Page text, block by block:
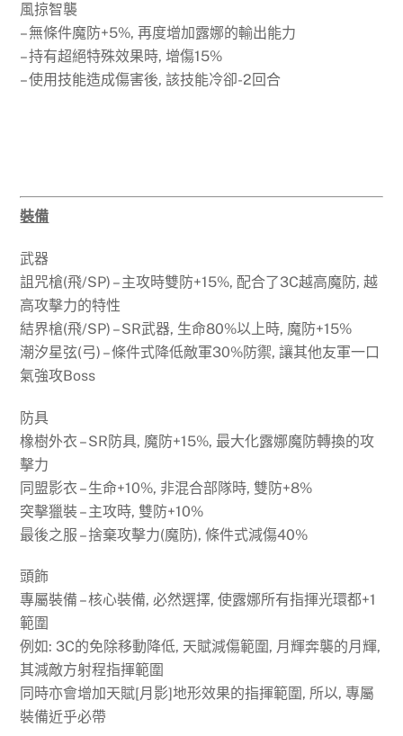
風掠智襲
– 無條件魔防+5%, 再度增加露娜的輸出能力
– 持有超絕特殊效果時, 增傷15%
– 使用技能造成傷害後, 該技能冷卻-2回合
裝備
武器
詛咒槍(飛/SP) – 主攻時雙防+15%, 配合了3C越高魔防, 越
高攻擊力的特性
結界槍(飛/SP) – SR武器, 生命80%以上時, 魔防+15%
潮汐星弦(弓) – 條件式降低敵軍30%防禦, 讓其他友軍一口
氣強攻Boss
防具
橡樹外衣 – SR防具, 魔防+15%, 最大化露娜魔防轉換的攻
擊力
同盟影衣 – 生命+10%, 非混合部隊時, 雙防+8%
突擊獵裝 – 主攻時, 雙防+10%
最後之服 – 捨棄攻擊力(魔防), 條件式減傷40%
頭飾
專屬裝備 – 核心裝備, 必然選擇, 使露娜所有指揮光環都+1
範圍
例如: 3C的免除移動降低, 天賦減傷範圍, 月輝奔襲的月輝,
其減敵方射程指揮範圍
同時亦會增加天賦[月影]地形效果的指揮範圍, 所以, 專屬
裝備近乎必帶